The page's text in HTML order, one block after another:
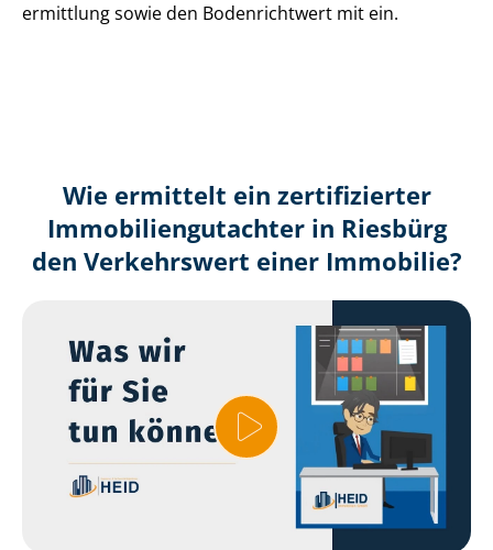
ermitt­lung sowie den Bodenrichtwert mit ein.
Wie ermittelt ein zertifizierter
Immobilien­gutachter in Riesbürg
den Verkehrswert einer Immobilie?